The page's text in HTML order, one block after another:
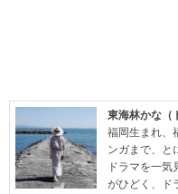
東海林かな（
福岡生まれ、
ンガまで、と
ドラマを一
がひどく、ド